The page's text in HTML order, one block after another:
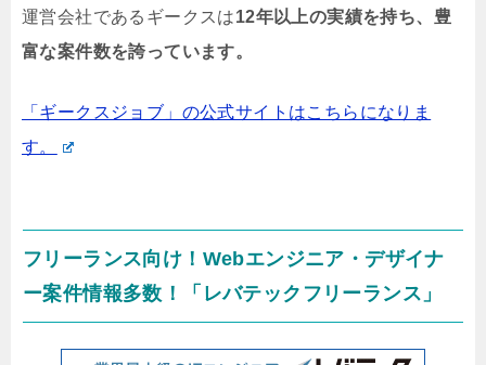
運営会社であるギークスは12年以上の実績を持ち、豊
富な案件数を誇っています。
「ギークスジョブ」の公式サイトはこちらになりま
す。
フリーランス向け！Webエンジニア・デザイナ
ー案件情報多数！「レバテックフリーランス」